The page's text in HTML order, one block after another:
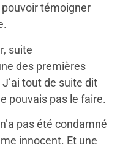
témoigner
suite
des premières
tout de suite dit
pouvais pas le faire.
pas été condamné
innocent. Et une